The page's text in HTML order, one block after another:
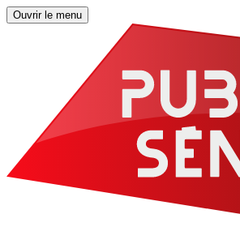
Ouvrir le menu